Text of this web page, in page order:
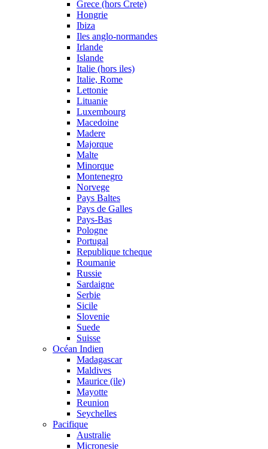
Grece (hors Crete)
Hongrie
Ibiza
Iles anglo-normandes
Irlande
Islande
Italie (hors iles)
Italie, Rome
Lettonie
Lituanie
Luxembourg
Macedoine
Madere
Majorque
Malte
Minorque
Montenegro
Norvege
Pays Baltes
Pays de Galles
Pays-Bas
Pologne
Portugal
Republique tcheque
Roumanie
Russie
Sardaigne
Serbie
Sicile
Slovenie
Suede
Suisse
Océan Indien
Madagascar
Maldives
Maurice (ile)
Mayotte
Reunion
Seychelles
Pacifique
Australie
Micronesie